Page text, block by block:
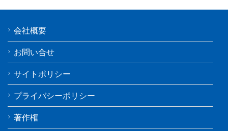
会社概要
お問い合せ
サイトポリシー
プライバシーポリシー
著作権